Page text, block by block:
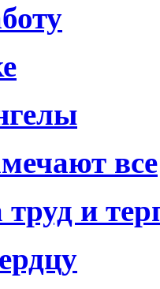
все
и